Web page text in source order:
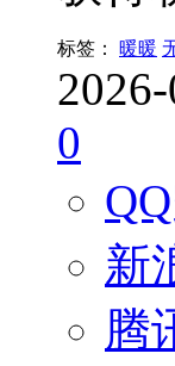
标签： 暖暖
0
新
腾